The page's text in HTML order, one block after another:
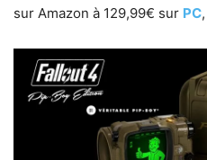
sur Amazon à 129,99€ sur PC,